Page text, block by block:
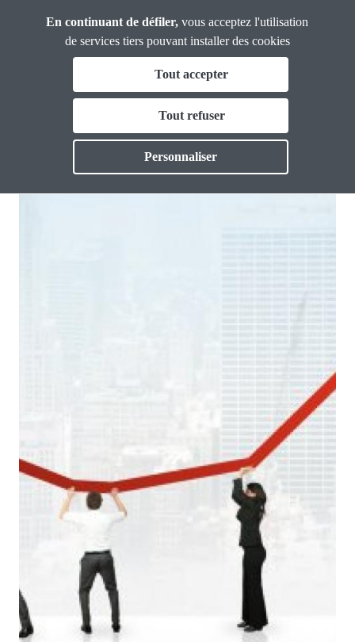
Analyses et
Propositions
Actu Emploi n°1 - Juillet 2023
PUBLIÉ LE 31 MAY. 2024
En continuant de défiler, vous acceptez l'utilisation
de services tiers pouvant installer des cookies
Tout accepter
Tout refuser
Personnaliser